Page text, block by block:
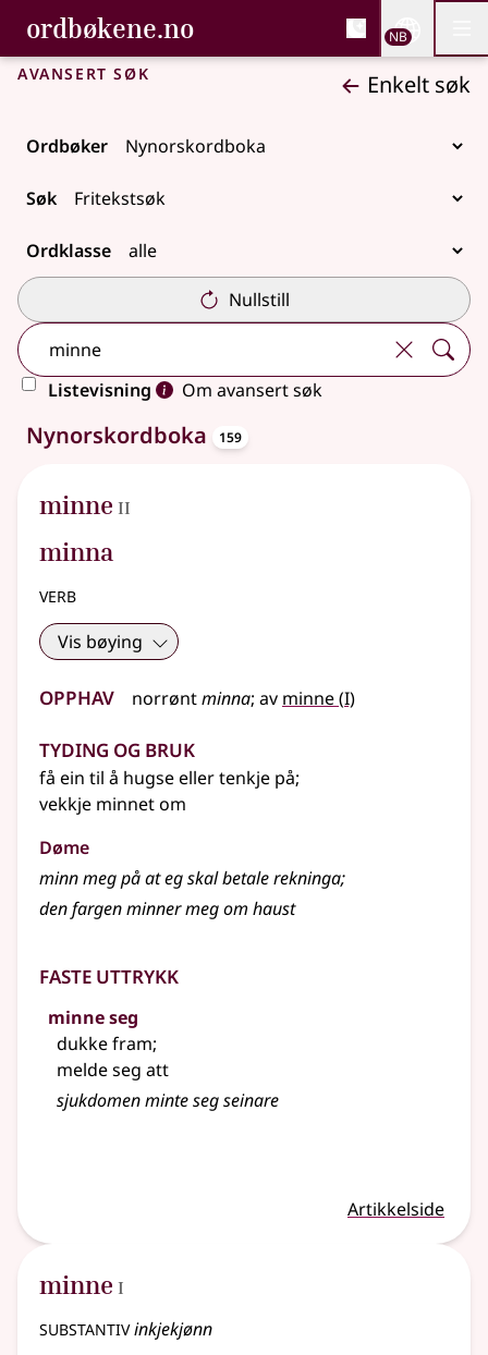
Gå til hovedinnhold
Tilgjengelighet
ordbøkene.no, Bokmålsordboka og
Bokmålsordboka og Nynorskordboka
NB
Avansert søk Enkelt søk
Ordbøker
Søk
Ordklasse
Nullstill
Listevisning
Om avansert søk
159 treff
Nynorskordboka 159
minne 2
II
minna
verb
Vis bøying
Opphav norrøntminna; av minne(1
I)
Tyding og bruk
få ein til å hugseellertenkje på;
vekkje minnet om
Døme
minn meg på at eg skal betale rekninga;
den fargen minner meg om haust
Faste uttrykk
minne seg
dukke fram;
melde seg att
sjukdomen minte seg seinare
Artikkelside
minne 1
I
substantivinkjekjønn